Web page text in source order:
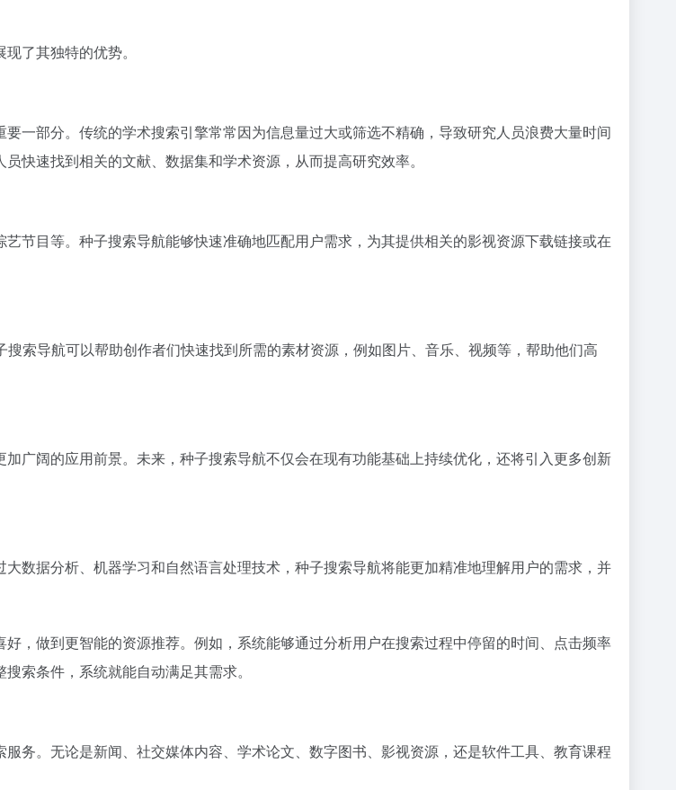
了其独特的优势。
一部分。传统的学术搜索引擎常常因为信息量过大或筛选不精确，导致研究人员浪费大量时间
快速找到相关的文献、数据集和学术资源，从而提高研究效率。
节目等。种子搜索导航能够快速准确地匹配用户需求，为其提供相关的影视资源下载链接或在
索导航可以帮助创作者们快速找到所需的素材资源，例如图片、音乐、视频等，帮助他们高
广阔的应用前景。未来，种子搜索导航不仅会在现有功能基础上持续优化，还将引入更多创新
数据分析、机器学习和自然语言处理技术，种子搜索导航将能更加精准地理解用户的需求，并
，做到更智能的资源推荐。例如，系统能够通过分析用户在搜索过程中停留的时间、点击频率
索条件，系统就能自动满足其需求。
务。无论是新闻、社交媒体内容、学术论文、数字图书、影视资源，还是软件工具、教育课程